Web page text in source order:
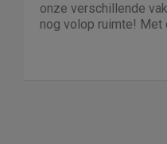
onze verschillende
nog volop ruimte!